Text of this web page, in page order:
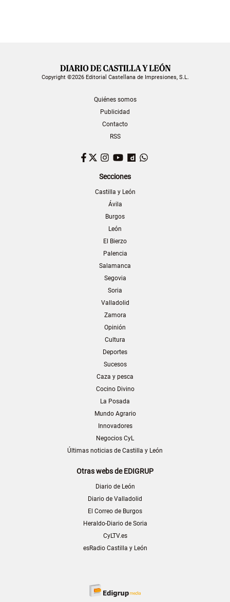
Copyright ©2026 Editorial Castellana de Impresiones, S.L.
Quiénes somos
Publicidad
Contacto
RSS
Facebook
TwitterInstagram
YouTubeDailymotion
Secciones
Castilla y León
Ávila
Burgos
León
El Bierzo
Palencia
Salamanca
Segovia
Soria
Valladolid
Zamora
Opinión
Cultura
Deportes
Sucesos
Caza y pesca
Cocino Divino
La Posada
Mundo Agrario
Innovadores
Negocios CyL
Últimas noticias de Castilla y León
Otras webs de EDIGRUP
Diario de León
Diario de Valladolid
El Correo de Burgos
Heraldo-Diario de Soria
CyLTV.es
esRadio Castilla y León